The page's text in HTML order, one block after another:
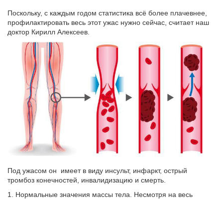
Поскольку, с каждым годом статистика всё более плачевнее,
профилактировать весь этот ужас нужно сейчас, считает наш
доктор Кирилл Алексеев.
Под ужасом он имеет в виду инсульт, инфаркт, острый
тромбоз конечностей, инвалидизацию и смерть.
1. Нормальные значения массы тела. Несмотря на весь